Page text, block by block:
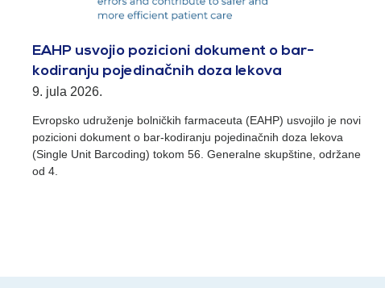
EAHP usvojio pozicioni dokument o bar-
kodiranju pojedinačnih doza lekova
9. jula 2026.
Evropsko udruženje bolničkih farmaceuta (EAHP) usvojilo je novi
pozicioni dokument o bar-kodiranju pojedinačnih doza lekova
(Single Unit Barcoding) tokom 56. Generalne skupštine, održane
od 4.